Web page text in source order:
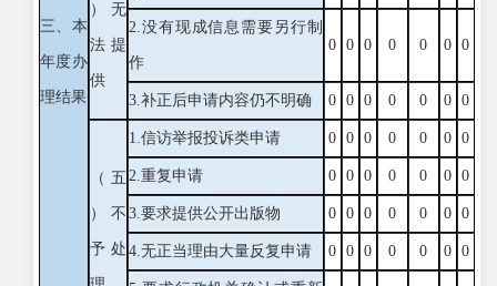
三、本
年度办
理结果
）无
法提
供
2.没有现成信息需要另行制
作
0 0 0 0 0 0 0
3.补正后申请内容仍不明确 0 0 0 0 0 0 0
（五
）不
予处
1.信访举报投诉类申请 0 0 0 0 0 0 0
2.重复申请 0 0 0 0 0 0 0
3.要求提供公开出版物 0 0 0 0 0 0 0
4.无正当理由大量反复申请 0 0 0 0 0 0 0